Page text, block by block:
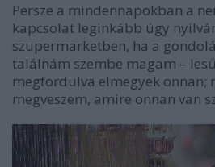
Persze a mindennapokban a
kapcsolat leginkább úgy
szupermarketben, ha a
találnám szembe magam –
megfordulva elmegyek onnan;
megveszem, amire onnan van